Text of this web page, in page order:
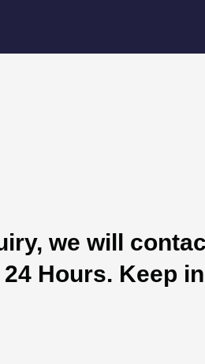
we will
Hours. Keep